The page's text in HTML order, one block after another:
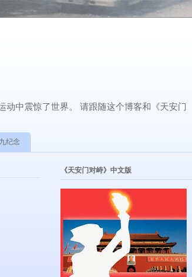
动中震惊了世界。 请跟随这个博客和《天安门
纪念
《天安门对峙》中文版